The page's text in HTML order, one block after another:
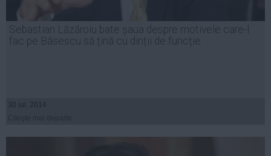
Sebastian Lăzăroiu bate șaua despre motivele care-l
fac pe Băsescu să țină cu dinții de funcție
30 iul, 2014